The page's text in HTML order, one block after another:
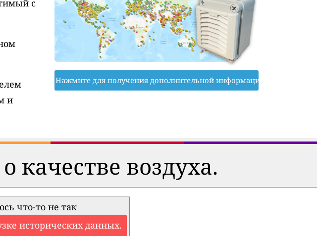
с
и
Нажмите для получения дополнительной информации
качестве воздуха.
что-то не так
исторических данных.